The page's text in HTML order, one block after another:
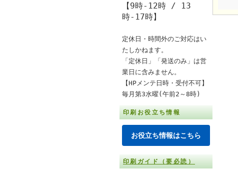
【9時-12時 / 13
時-17時】
定休日・時間外のご対応はい
たしかねます。
「定休日」「発送のみ」は営
業日に含みません。
【HPメンテ日時・受付不可】
毎月第3水曜(午前2～8時)
印刷お役立ち情報
お役立ち情報はこちら
印刷ガイド（要必読）